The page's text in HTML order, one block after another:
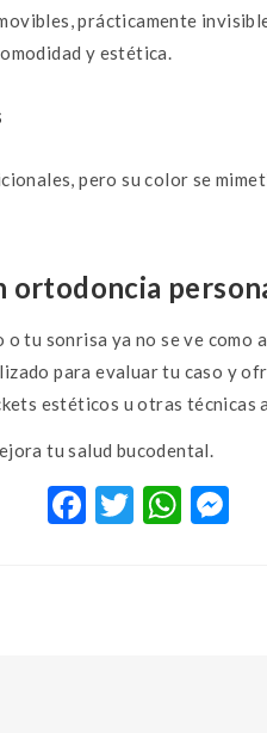
prácticamente
y estética.
pero su color se
ortodoncia
tu sonrisa ya no se ve como
para evaluar tu caso y
estéticos u otras técnicas
tu salud bucodental.
F T W